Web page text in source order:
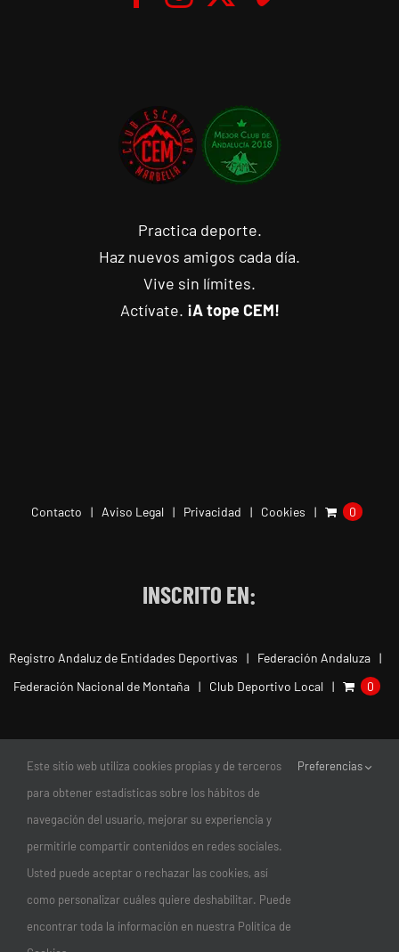
Practica deporte.
Haz nuevos amigos cada día.
Vive sin límites.
Actívate. ¡A tope CEM!
Contacto Aviso Legal Privacidad Cookies 0
INSCRITO EN:
Registro Andaluz de Entidades Deportivas
Federación Andaluza
Federación Nacional de Montaña
Club Deportivo Local 0
Este sitio web utiliza cookies propias y de terceros
para obtener estadísticas sobre los hábitos de
navegación del usuario, mejorar su experiencia y
permitirle compartir contenidos en redes sociales.
Usted puede aceptar o rechazar las cookies, así
como personalizar cuáles quiere deshabilitar. Puede
encontrar toda la información en nuestra Política de
Preferencias